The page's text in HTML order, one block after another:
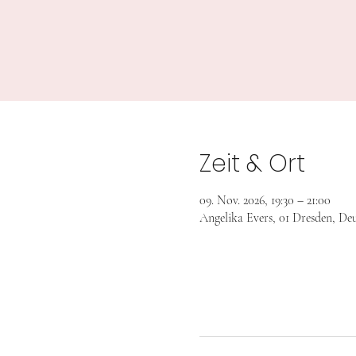
Zeit & Ort
09. Nov. 2026, 19:30 – 21:00
Angelika Evers, 01 Dresden,